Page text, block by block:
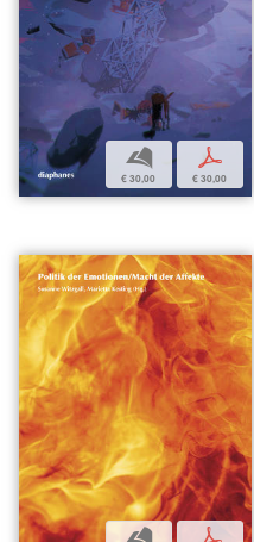
b
€ 30,00
p
€ 30,00